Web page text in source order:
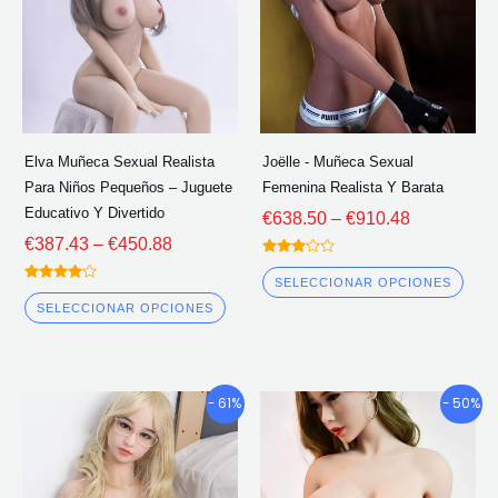
Elva Muñeca Sexual Realista
Para Niños Pequeños – Juguete
Educativo Y Divertido
€387.43 – €450.88
Calificado
4.00
fuera de 5
SELECCIONAR OPCIONES
página
producto
Joëlle - Muñeca Sexual
Femenina Realista Y Barata
€638.50 – €910.48
Calificado
3.00
fuera
SELECCIONAR OPCIONES
- 61%
Gama
de
precios:
€673.82
Este
producto
- 50%
Gama
precios:
€832.92
Este